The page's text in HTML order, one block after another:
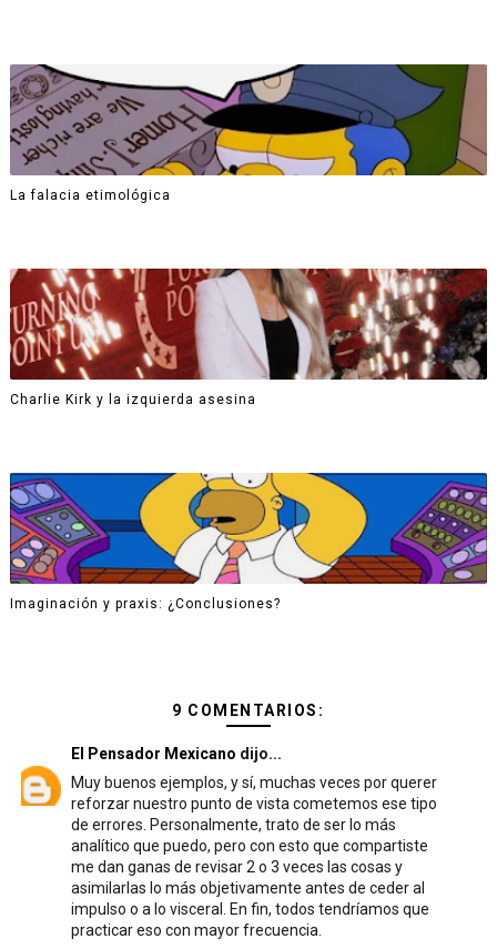
La falacia etimológica
Charlie Kirk y la izquierda asesina
Imaginación y praxis: ¿Conclusiones?
9 COMENTARIOS:
El Pensador Mexicano dijo...
Muy buenos ejemplos, y sí, muchas veces por querer
reforzar nuestro punto de vista cometemos ese tipo
de errores. Personalmente, trato de ser lo más
analítico que puedo, pero con esto que compartiste
me dan ganas de revisar 2 o 3 veces las cosas y
asimilarlas lo más objetivamente antes de ceder al
impulso o a lo visceral. En fin, todos tendríamos que
practicar eso con mayor frecuencia.